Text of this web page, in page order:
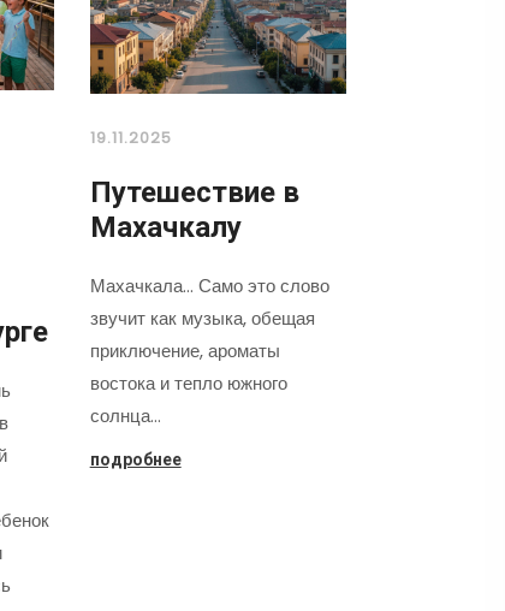
19.11.2025
Путешествие в
Махачкалу
Махачкала... Само это слово
звучит как музыка, обещая
приключение, ароматы
востока и тепло южного
солнца…
подробнее